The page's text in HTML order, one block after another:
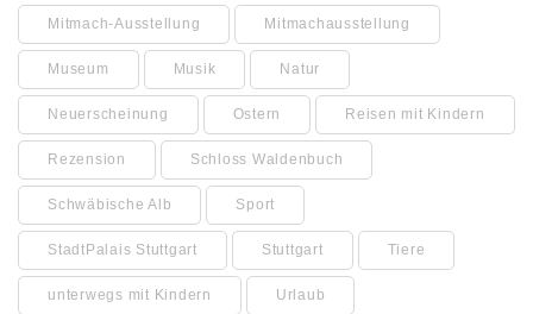
Mitmach-Ausstellung Mitmachausstellung
Museum Musik Natur
Neuerscheinung Ostern Reisen mit Kindern
Rezension Schloss Waldenbuch
Schwäbische Alb Sport
StadtPalais Stuttgart Stuttgart Tiere
unterwegs mit Kindern Urlaub